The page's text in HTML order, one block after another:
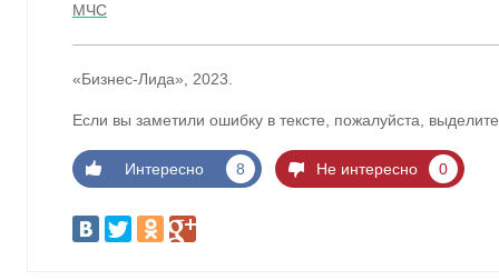
МЧС
«Бизнес-Лида», 2023.
Если вы заметили ошибку в тексте, пожалуйста,
Интересно 8 Не интересно 0